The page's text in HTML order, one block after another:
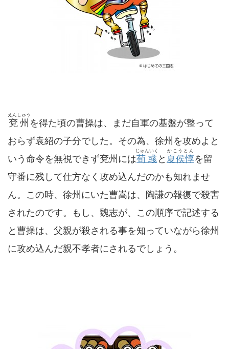
兗州
えんしゅう
を得た頃の曹操は、まだ自軍の基盤が整って
おらず袁紹の子分でした。その為、徐州を攻めよと
いう命令を無視できず兗州には荀彧
じゅんいく
と 夏侯惇
かこうとん
を留
守番に残して仕方なく攻め込んだのかも知れませ
ん。この時、徐州にいた曹嵩は、陶謙の報復で殺害
されたのです。もし、魏志が、この順序で記述する
と曹操は、父親が殺される事を知っていながら徐州
に攻め込んだ親不孝者にされるでしょう。